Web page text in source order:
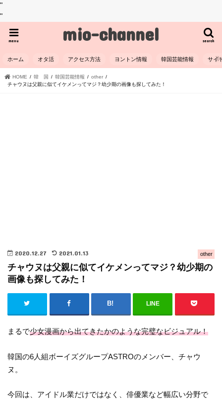
"
"
mio-channel search
menu
ホーム オタ活 アクセス方法 ヨントン情報 韓国芸能情報 サイ
HOME 韓 国 韓国芸能情報
other
チャウヌは父親に似てイケメンってマジ？幼少期の画像も探してみた！
other
2020.12.27 2021.01.13
チャウヌは父親に似てイケメンってマジ？幼少期の
画像も探してみた！
LINE
まるで少女漫画から出てきたかのような完璧なビジュアル！
韓国の6人組ボーイズグループASTROのメンバー、チャウ
ヌ。
今回は、アイドル業だけではなく、俳優業など幅広い分野で